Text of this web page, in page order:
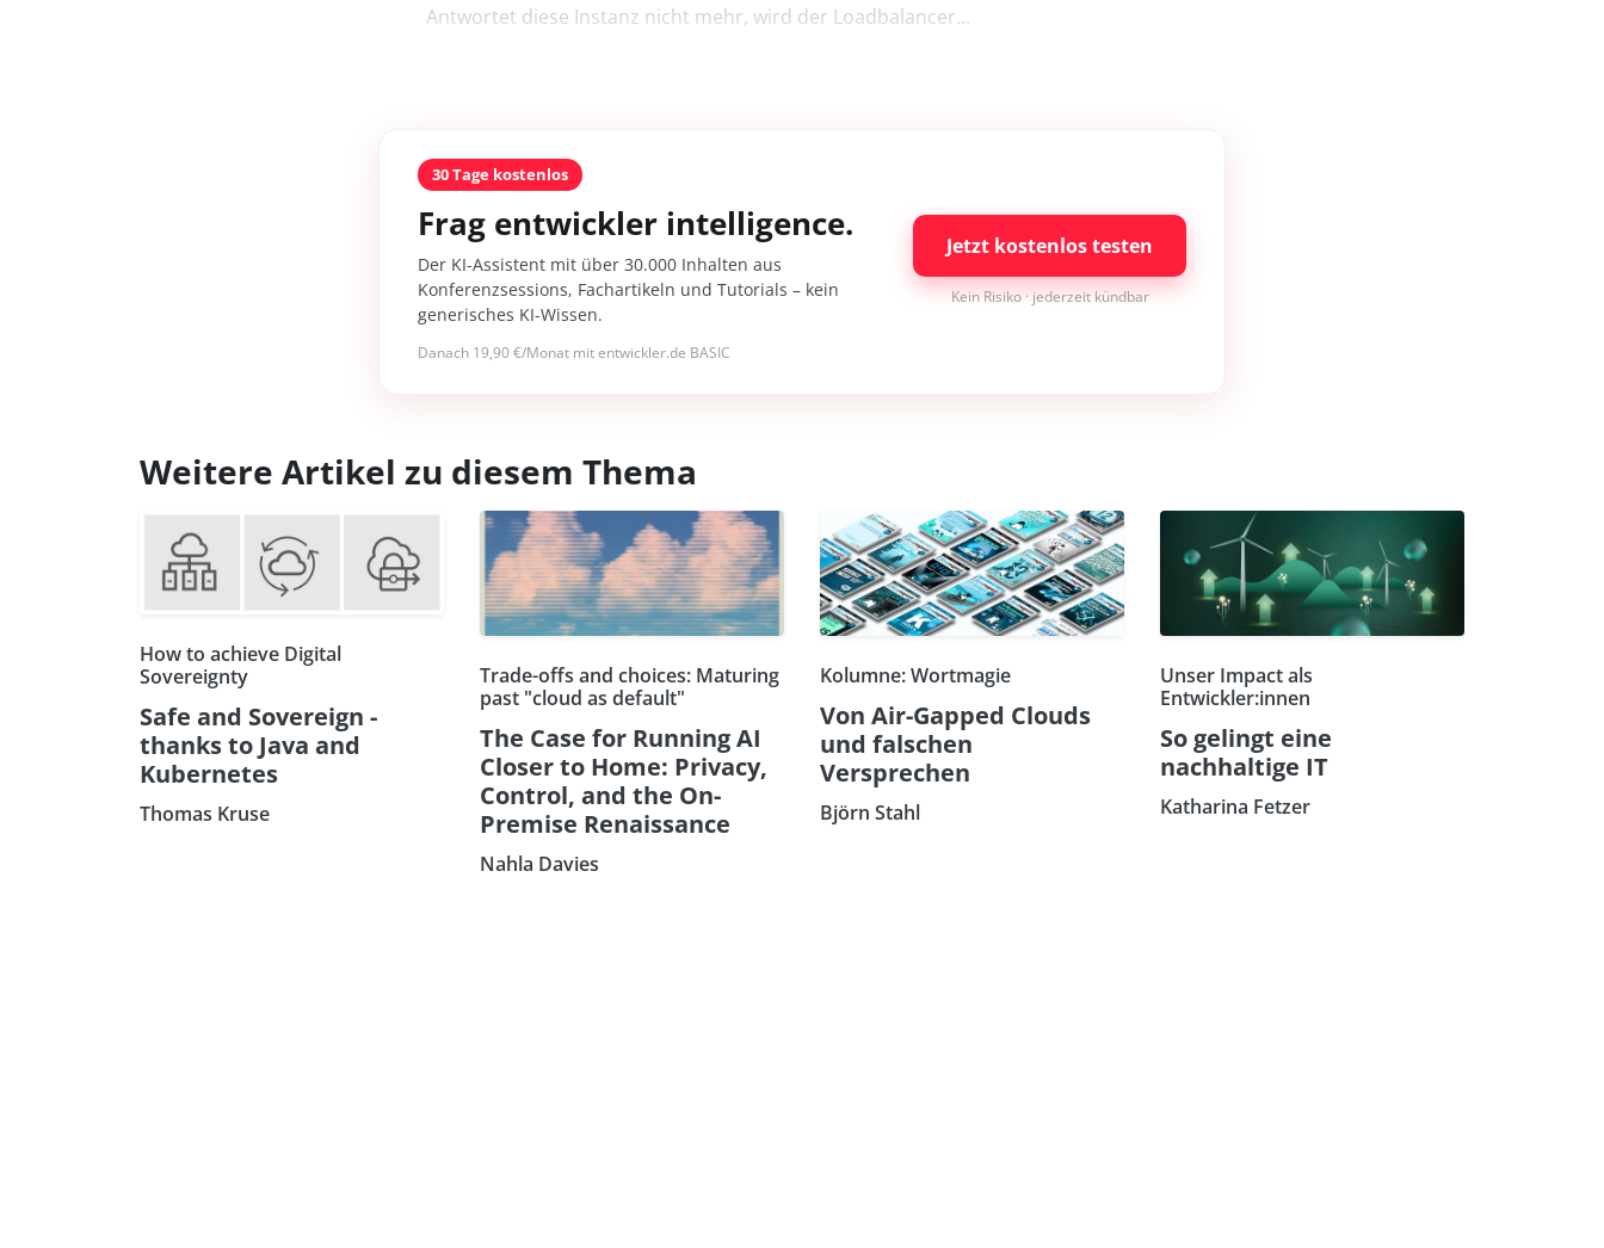
Antwortet diese Instanz nicht mehr, wird der Loadbalancer...
30 Tage kostenlos
Frag entwickler intelligence.
Der KI-Assistent mit über 30.000 Inhalten aus
Konferenzsessions, Fachartikeln und Tutorials – kein
generisches KI-Wissen.
Danach 19,90 €/Monat mit entwickler.de BASIC
Jetzt kostenlos testen
Kein Risiko · jederzeit kündbar
Weitere Artikel zu diesem Thema
How to achieve Digital
Sovereignty
Safe and Sovereign -
thanks to Java and
Kubernetes
Thomas Kruse
Trade-offs and choices: Maturing
past "cloud as default"
The Case for Running AI
Closer to Home: Privacy,
Control, and the On-
Premise Renaissance
Nahla Davies
Kolumne: Wortmagie
Von Air-Gapped Clouds
und falschen
Versprechen
Björn Stahl
Unser Impact als
Entwickler:innen
So gelingt eine
nachhaltige IT
Katharina Fetzer